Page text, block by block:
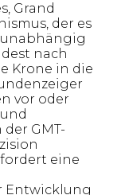
Grand
der es
nach
Krone in die
vor oder
GMT-
eine
Entwicklung